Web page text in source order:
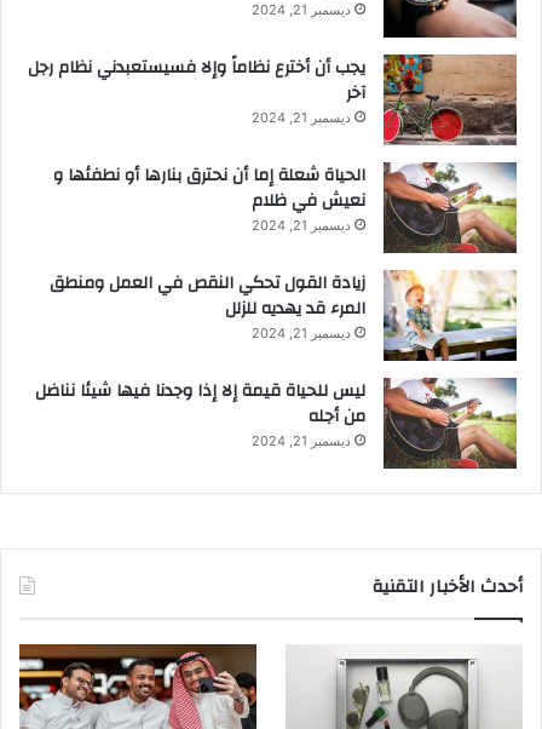
ديسمبر 21, 2024
يجب أن أخترع نظاماً وإلا فسيستعبدني نظام رجل
آخر
ديسمبر 21, 2024
الحياة شعلة إما أن نحترق بنارها أو نطفئها و
نعيش في ظلام
ديسمبر 21, 2024
زيادة القول تحكي النقص في العمل ومنطق
المرء قد يهديه للزلل
ديسمبر 21, 2024
ليس للحياة قيمة إلا إذا وجدنا فيها شيئا نناضل
من أجله
ديسمبر 21, 2024
أحدث الأخبار التقنية